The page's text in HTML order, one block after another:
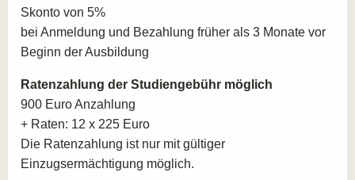
während der Ausbildung an einer unserer
campusnaturalis-Akademien in ganz Deutschland.
SYSTEMISCHE BERATUNG ALS AUS-
UND WEITERBILDUNG
Die Maßnahme im Feld der systemischen Beratung
bildet gleichzeitig die Basisausbildung für die
vertiefenden systemischen Methoden. Als
Widerstand und Übertragung
systemischen Ansätze
Systemische Fragetechniken
Wirklichkeits- und Möglichkeitskonstruktionen
Arbeit mit Metaphern und inneren Bildern
Skonto von 5%
bei Anmeldung und Bezahlung früher als 3 Monate vor
Beginn der Ausbildung
Ratenzahlung der Studiengebühr möglich
900 Euro Anzahlung
+ Raten: 12 x 225 Euro
Die Ratenzahlung ist nur mit gültiger
Einzugsermächtigung möglich.